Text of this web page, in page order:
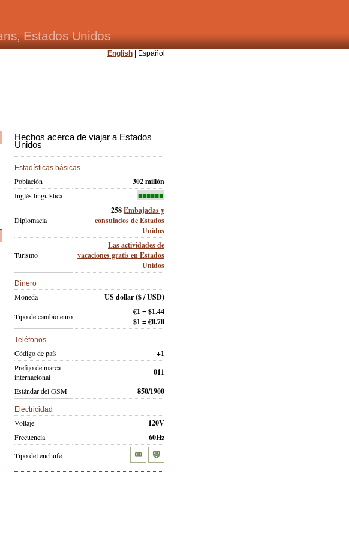
Estados Unidos
English| Español
Hechos acerca de viajar a Estados
Unidos
Estadísticas básicas
Población 302 millón
Inglés lingüística ■■■■■■
Diplomacia
258Embajadas y
consulados de Estados
Unidos
Turismo
Las actividades de
vacaciones gratis en Estados
Unidos
Dinero
Moneda US dollar($ / USD)
Tipo de cambio euro
€1 = $1.44
$1 = €0.70
Teléfonos
Código de país +1
Prefijo de marca
internacional
011
Estándar del GSM 850/1900
Electricidad
Voltaje 120V
Frecuencia 60Hz
Tipo del enchufe